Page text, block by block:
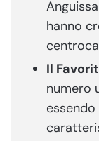
hanno
Il
numero
essendo